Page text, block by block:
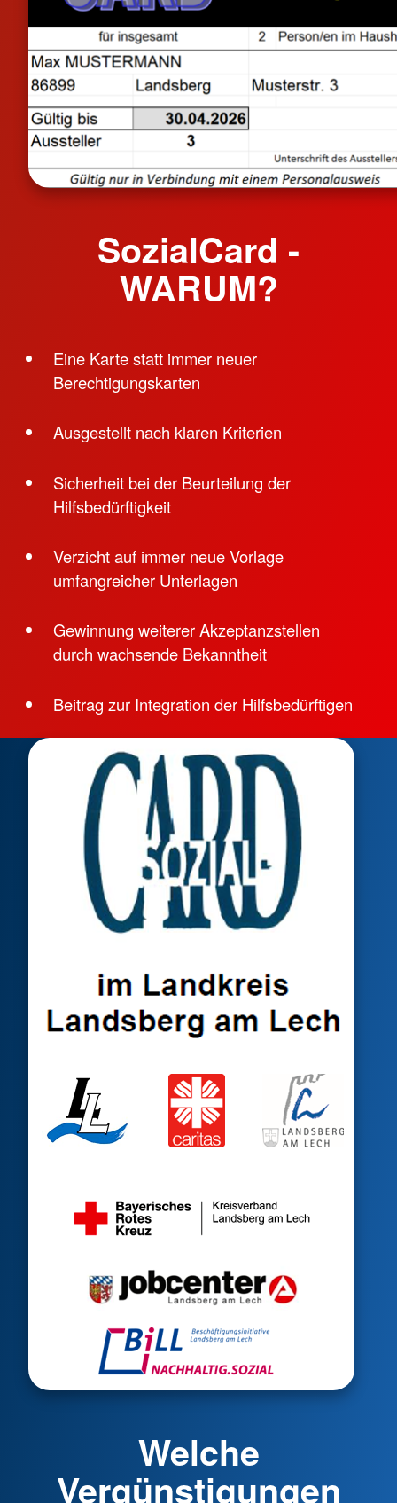
SozialCard -
WARUM?
Eine Karte statt immer neuer
Berechtigungskarten
Ausgestellt nach klaren Kriterien
Sicherheit bei der Beurteilung der
Hilfsbedürftigkeit
Verzicht auf immer neue Vorlage
umfangreicher Unterlagen
Gewinnung weiterer Akzeptanzstellen
durch wachsende Bekanntheit
Beitrag zur Integration der Hilfsbedürftigen
Welche
Vergünstigungen